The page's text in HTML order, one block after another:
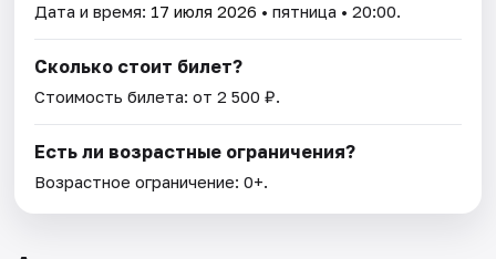
Дата и время: 17 июля 2026 • пятница • 20:00.
Сколько стоит билет?
Стоимость билета: от 2 500 ₽.
Есть ли возрастные ограничения?
Возрастное ограничение: 0+.